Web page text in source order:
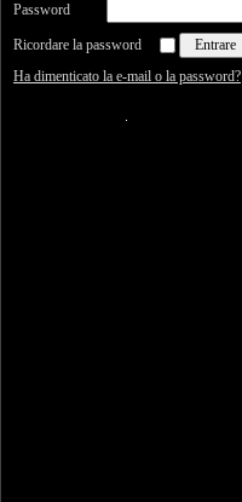
Password
Ricordare la password
Ha dimenticato la e-mail o la password?